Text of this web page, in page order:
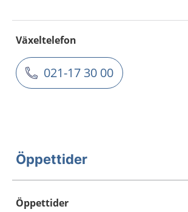
Växeltelefon
021-17 30 00
Öppettider
Öppettider